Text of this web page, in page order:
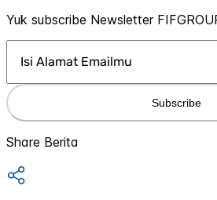
Yuk subscribe Newsletter
Subscribe
Share Berita